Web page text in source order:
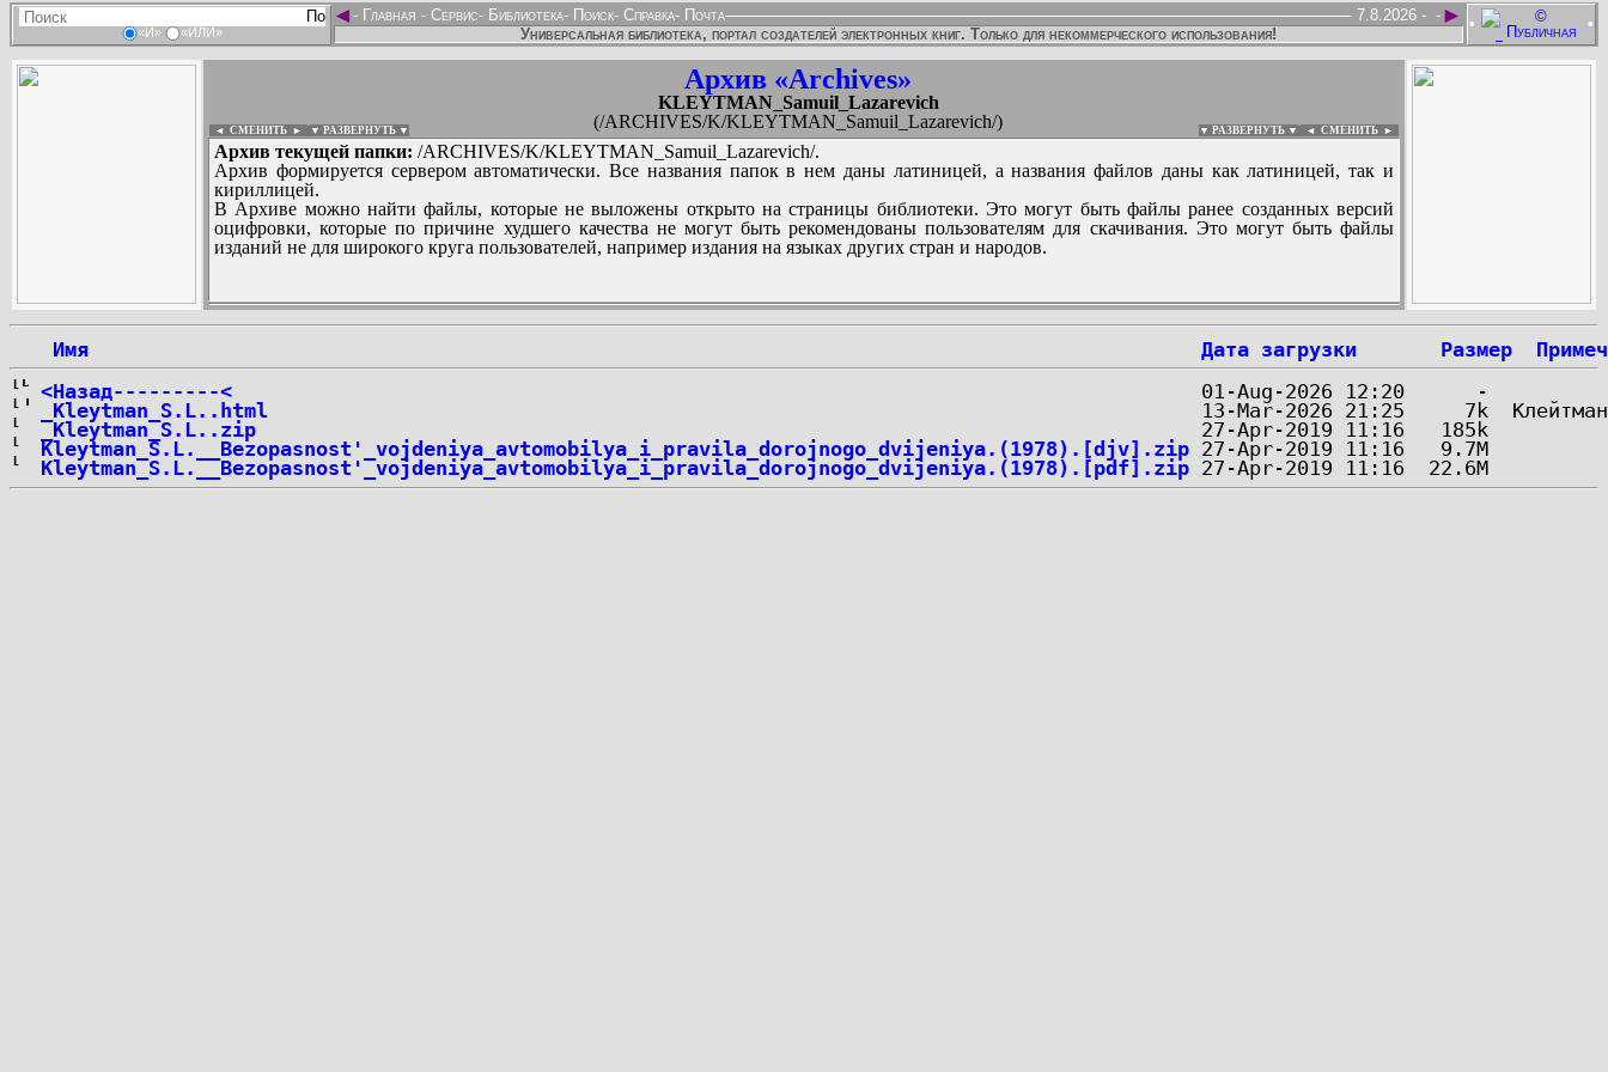
«И» «ИЛИ»
• •
◄ ►
- Главная - Сервис- Библиотека- Поиск- Справка- Почта -
7.8.2026 -
Универсальная библиотека, портал создателей электронных книг. Только для некоммерческого использования!
Архив «Archives»
KLEYTMAN_Samuil_Lazarevich
(/ARCHIVES/K/KLEYTMAN_Samuil_Lazarevich/)
◄ СМЕНИТЬ ► ▼ РАЗВЕРНУТЬ ▼ ▼ РАЗВЕРНУТЬ ▼ ◄ СМЕНИТЬ ►
Архив текущей папки: /ARCHIVES/K/KLEYTMAN_Samuil_Lazarevich/.
Архив формируется сервером автоматически. Все названия папок в нем даны латиницей, а названия файлов даны как латиницей, так и
кириллицей.
В Архиве можно найти файлы, которые не выложены открыто на страницы библиотеки. Это могут быть файлы ранее созданных версий
оцифровки, которые по причине худшего качества не могут быть рекомендованы пользователям для скачивания. Это могут быть файлы
изданий не для широкого круга пользователей, например издания на языках других стран и народов.
:
...
Имя Дата загрузки Размер
<Назад---------<
_Kleytman_S.L..html
_Kleytman_S.L..zip
Kleytman_S.L.__Bezopasnost'_vojdeniya_avtomobilya_i_pravila_dorojnogo_dvijeniya.(1978).[djv].zip
Kleytman_S.L.__Bezopasnost'_vojdeniya_avtomobilya_i_pravila_dorojnogo_dvijeniya.(1978).[pdf].zip